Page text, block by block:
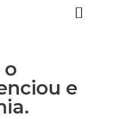
o
e